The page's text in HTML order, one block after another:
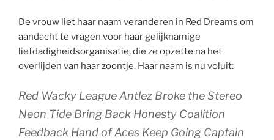
De vrouw liet haar naam veranderen in Red Dreams om
aandacht te vragen voor haar gelijknamige
liefdadigheidsorganisatie, die ze opzette na het
overlijden van haar zoontje. Haar naam is nu voluit:
Red Wacky League Antlez Broke the Stereo
Neon Tide Bring Back Honesty Coalition
Feedback Hand of Aces Keep Going Captain